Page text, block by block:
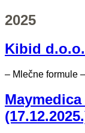
2025
Kibid d.o.o.
– Mlečne formule